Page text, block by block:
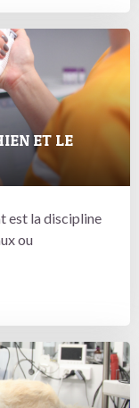
ET LE
est la discipline
ou